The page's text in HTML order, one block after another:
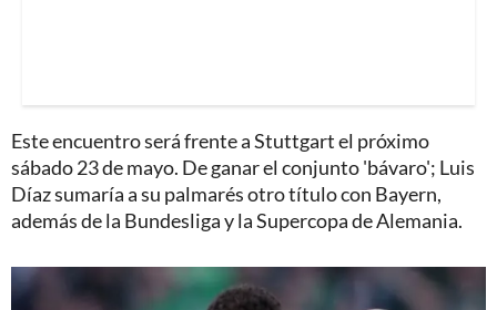
Este encuentro será frente a Stuttgart el próximo
sábado 23 de mayo. De ganar el conjunto 'bávaro'; Luis
Díaz sumaría a su palmarés otro título con Bayern,
además de la Bundesliga y la Supercopa de Alemania.